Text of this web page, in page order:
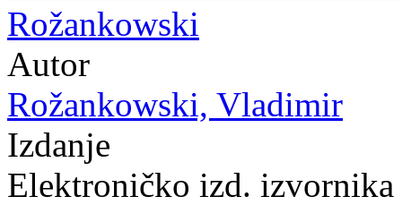
Rožankowski
Autor
Rožankowski, Vladimir
Izdanje
Elektroničko izd.